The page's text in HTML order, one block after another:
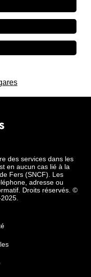
des services dans les
en aucun cas lié à la
Fers (SNCF). Les
adresse ou
Droits réservés. ©